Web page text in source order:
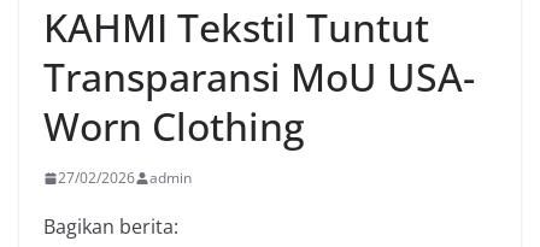
KAHMI Tekstil Tuntut
Transparansi MoU USA-
Worn Clothing
27/02/2026 admin
Bagikan berita: